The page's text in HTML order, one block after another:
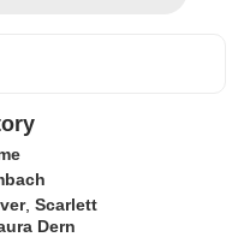
,Scarlett
Dern